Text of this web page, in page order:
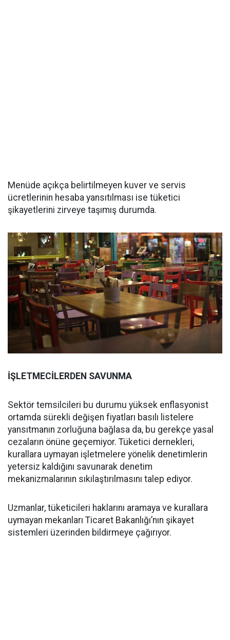
Menüde açıkça belirtilmeyen kuver ve servis
ücretlerinin hesaba yansıtılması ise tüketici
şikayetlerini zirveye taşımış durumda.
İŞLETMECİLERDEN SAVUNMA
Sektör temsilcileri bu durumu yüksek enflasyonist
ortamda sürekli değişen fiyatları basılı listelere
yansıtmanın zorluğuna bağlasa da, bu gerekçe yasal
cezaların önüne geçemiyor. Tüketici dernekleri,
kurallara uymayan işletmelere yönelik denetimlerin
yetersiz kaldığını savunarak denetim
mekanizmalarının sıkılaştırılmasını talep ediyor.
Uzmanlar, tüketicileri haklarını aramaya ve kurallara
uymayan mekanları Ticaret Bakanlığı’nın şikayet
sistemleri üzerinden bildirmeye çağırıyor.